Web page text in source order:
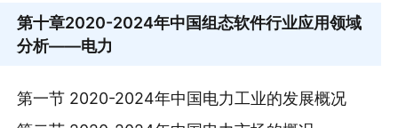
第十章2020-2024年中国组态软件行业应用领域
分析——电力
第一节 2020-2024年中国电力工业的发展概况